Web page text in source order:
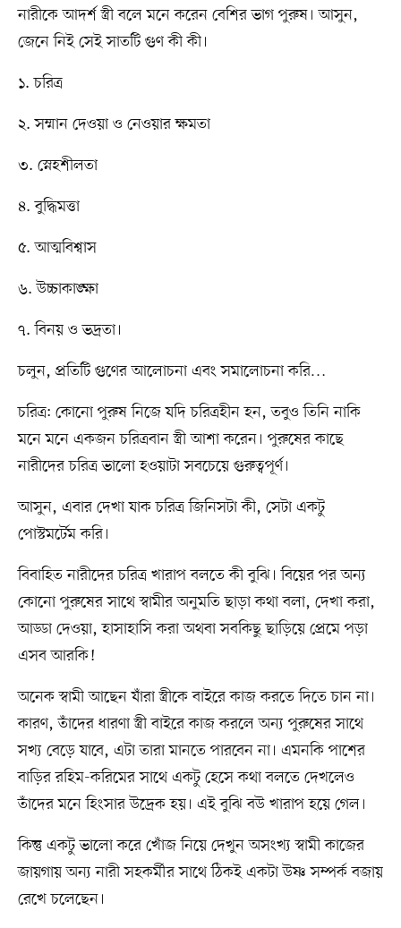
নারীকে আদর্শ স্ত্রী বলে মনে করেন বেশির ভাগ পুরুষ। আসুন,
জেনে নিই সেই সাতটি গুণ কী কী।
১. চরিত্র
২. সম্মান দেওয়া ও নেওয়ার ক্ষমতা
৩. স্নেহশীলতা
৪. বুদ্ধিমত্তা
৫. আত্মবিশ্বাস
৬. উচ্চাকাঙ্ক্ষা
৭. বিনয় ও ভদ্রতা।
চলুন, প্রতিটি গুণের আলোচনা এবং সমালোচনা করি…
চরিত্র: কোনো পুরুষ নিজে যদি চরিত্রহীন হন, তবুও তিনি নাকি
মনে মনে একজন চরিত্রবান স্ত্রী আশা করেন। পুরুষের কাছে
নারীদের চরিত্র ভালো হওয়াটা সবচেয়ে গুরুত্বপূর্ণ।
আসুন, এবার দেখা যাক চরিত্র জিনিসটা কী, সেটা একটু
পোস্টমর্টেম করি।
বিবাহিত নারীদের চরিত্র খারাপ বলতে কী বুঝি। বিয়ের পর অন্য
কোনো পুরুষের সাথে স্বামীর অনুমতি ছাড়া কথা বলা, দেখা করা,
আড্ডা দেওয়া, হাসাহাসি করা অথবা সবকিছু ছাড়িয়ে প্রেমে পড়া
এসব আরকি!
অনেক স্বামী আছেন যাঁরা স্ত্রীকে বাইরে কাজ করতে দিতে চান না।
কারণ, তাঁদের ধারণা স্ত্রী বাইরে কাজ করলে অন্য পুরুষের সাথে
সখ্য বেড়ে যাবে, এটা তারা মানতে পারবেন না। এমনকি পাশের
বাড়ির রহিম-করিমের সাথে একটু হেসে কথা বলতে দেখলেও
তাঁদের মনে হিংসার উদ্রেক হয়। এই বুঝি বউ খারাপ হয়ে গেল।
কিন্তু একটু ভালো করে খোঁজ নিয়ে দেখুন অসংখ্য স্বামী কাজের
জায়গায় অন্য নারী সহকর্মীর সাথে ঠিকই একটা উষ্ণ সম্পর্ক বজায়
রেখে চলেছেন।